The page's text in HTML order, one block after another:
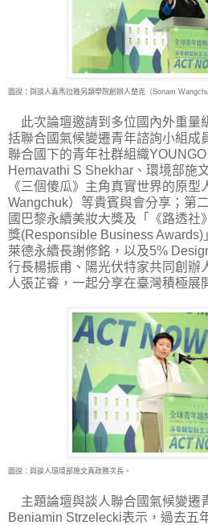
圖說：與談人喜馬拉雅另類學院創辦人楚克（Sonam
此次論壇邀請到多位國內外重量
括聯合國氣候變遷青年諮詢小組成
聯合國下的青年社群組織
Hemavathi S Shekhar、環境部施
《三個傻瓜》主角真實世界的原
Wangchuk）等貴賓與會分享；第
國巴黎永續美妝大獎及「《路透社
獎(Responsible Business
萊德永續長謝修銘，以及5%
行長楊振甫、陽光伏特家共同創辦
人張芷睿，一起分享在臺灣積極展
圖說：與談人環境部施文真政務次長。
主題論壇與談人聯合國氣候變遷
Beniamin Strzelecki表示，過去五